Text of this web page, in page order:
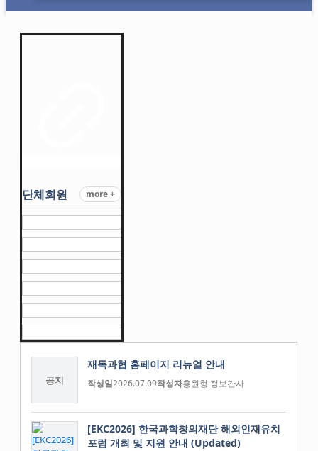
단체회원 more +
공지
재독과협 홈페이지 리뉴얼 안내
작성일2026.07.09작성자홍원형 정보간사
[EKC2026] 한국과학창의재단 해외인재유치
포럼 개최 및 지원 안내 (Updated)